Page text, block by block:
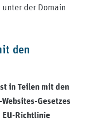
der Domain
den
in Teilen mit den
Gesetzes
EU-Richtlinie